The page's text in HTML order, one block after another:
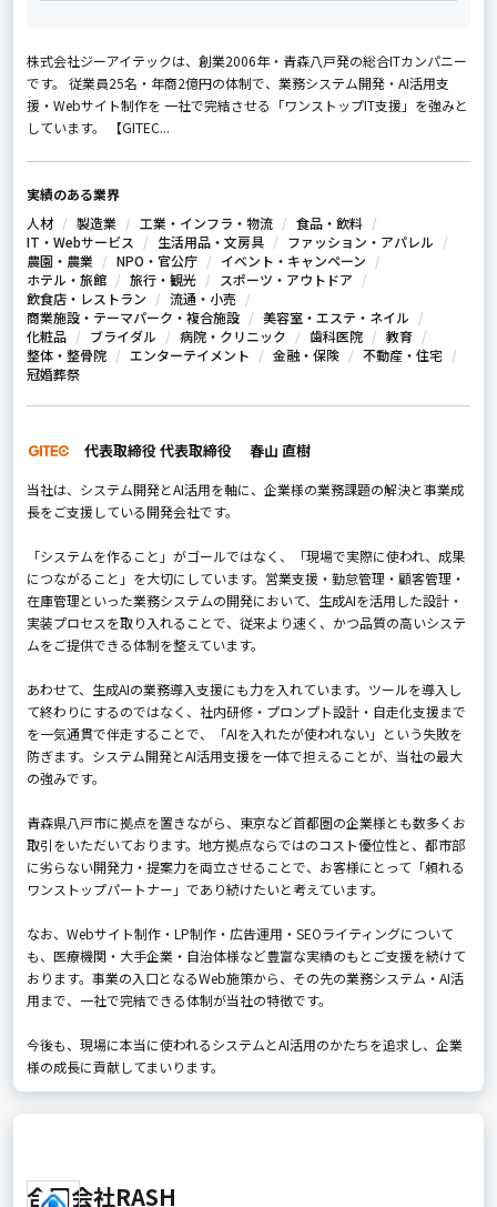
株式会社ジーアイテックは、創業2006年・青森八戸発の総合ITカンパニー
です。 従業員25名・年商2億円の体制で、業務システム開発・AI活用支
援・Webサイト制作を 一社で完結させる「ワンストップIT支援」を強みと
しています。 【GITEC...
実績のある業界
人材
製造業 工業・インフラ・物流
食品・飲料
IT・Webサービス
生活用品・文房具
ファッション・アパレル
農園・農業
NPO・官公庁
イベント・キャンペーン
ホテル・旅館
旅行・観光
スポーツ・アウトドア
飲食店・レストラン
流通・小売
商業施設・テーマパーク・複合施設
美容室・エステ・ネイル
化粧品
ブライダル 病院・クリニック 歯科医院
教育
整体・整骨院
エンターテイメント 金融・保険
不動産・住宅
冠婚葬祭
代表取締役 代表取締役 春山 直樹
当社は、システム開発とAI活用を軸に、企業様の業務課題の解決と事業成
長をご支援している開発会社です。
「システムを作ること」がゴールではなく、「現場で実際に使われ、成果
につながること」を大切にしています。営業支援・勤怠管理・顧客管理・
在庫管理といった業務システムの開発において、生成AIを活用した設計・
実装プロセスを取り入れることで、従来より速く、かつ品質の高いシステ
ムをご提供できる体制を整えています。
あわせて、生成AIの業務導入支援にも力を入れています。ツールを導入し
て終わりにするのではなく、社内研修・プロンプト設計・自走化支援まで
を一気通貫で伴走することで、「AIを入れたが使われない」という失敗を
防ぎます。システム開発とAI活用支援を一体で担えることが、当社の最大
の強みです。
青森県八戸市に拠点を置きながら、東京など首都圏の企業様とも数多くお
取引をいただいております。地方拠点ならではのコスト優位性と、都市部
に劣らない開発力・提案力を両立させることで、お客様にとって「頼れる
ワンストップパートナー」であり続けたいと考えています。
なお、Webサイト制作・LP制作・広告運用・SEOライティングについて
も、医療機関・大手企業・自治体様など豊富な実績のもとご支援を続けて
おります。事業の入口となるWeb施策から、その先の業務システム・AI活
用まで、一社で完結できる体制が当社の特徴です。
今後も、現場に本当に使われるシステムとAI活用のかたちを追求し、企業
様の成長に貢献してまいります。
合同会社RASH